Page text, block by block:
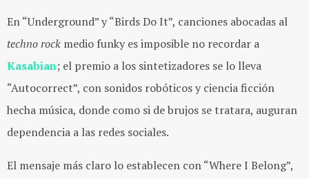
En “Underground” y “Birds Do It”, canciones abocadas al
techno rock medio funky es imposible no recordar a
Kasabian; el premio a los sintetizadores se lo lleva
“Autocorrect”, con sonidos robóticos y ciencia ficción
hecha música, donde como si de brujos se tratara, auguran
dependencia a las redes sociales.
El mensaje más claro lo establecen con “Where I Belong”,